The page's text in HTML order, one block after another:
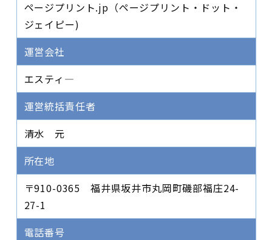
ページプリント.jp（ページプリント・ドット・
ジェイピー)
運営会社
エスティ―
運営統括責任者
清水 元
所在地
〒910-0365 福井県坂井市丸岡町磯部福庄24-
27-1
電話番号